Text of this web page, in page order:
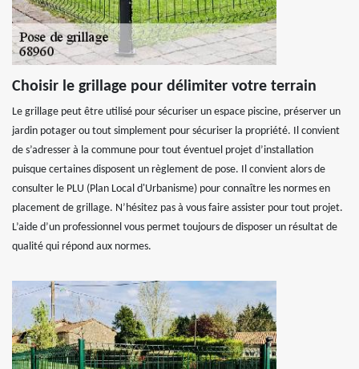
Choisir le grillage pour délimiter votre terrain
Le grillage peut être utilisé pour sécuriser un espace piscine, préserver un
jardin potager ou tout simplement pour sécuriser la propriété. Il convient
de s’adresser à la commune pour tout éventuel projet d’installation
puisque certaines disposent un règlement de pose. Il convient alors de
consulter le PLU (Plan Local d'Urbanisme) pour connaître les normes en
placement de grillage. N’hésitez pas à vous faire assister pour tout projet.
L’aide d’un professionnel vous permet toujours de disposer un résultat de
qualité qui répond aux normes.